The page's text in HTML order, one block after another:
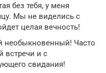
без тебя, у меня
Мы не виделись с
целая вечность!
необыкновенный! Часто
встречи и с
свидания!